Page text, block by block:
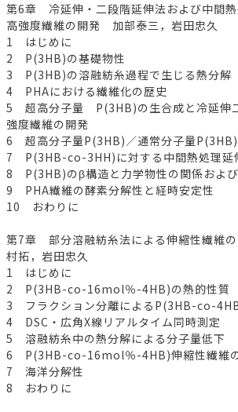
第6章 冷延伸・二段階延伸法および中間
高強度繊維の開発 加部泰三，岩田忠久
1 はじめに
2 P(3HB)の基礎物性
3 P(3HB)の溶融紡糸過程で生じる熱分解
4 PHAにおける繊維化の歴史
5 超高分子量 P(3HB)の生合成と冷延伸
強度繊維の開発
6 超高分子量P(3HB)／通常分子量P(3HB)
7 P(3HB-co-3HH)に対する中間熱処理延
8 P(3HB)のβ構造と力学物性の関係およ
9 PHA繊維の酵素分解性と経時安定性
10 おわりに
第7章 部分溶融紡糸法による伸縮性繊維
村拓，岩田忠久
1 はじめに
2 P(3HB-co-16mol％-4HB)の熱的性質
3 フラクション分離によるP(3HB-co-
4 DSC・広角X線リアルタイム同時測定
5 溶融紡糸中の熱分解による分子量低下
6 P(3HB-co-16mol％-4HB)伸縮性繊維
7 海洋分解性
8 おわりに